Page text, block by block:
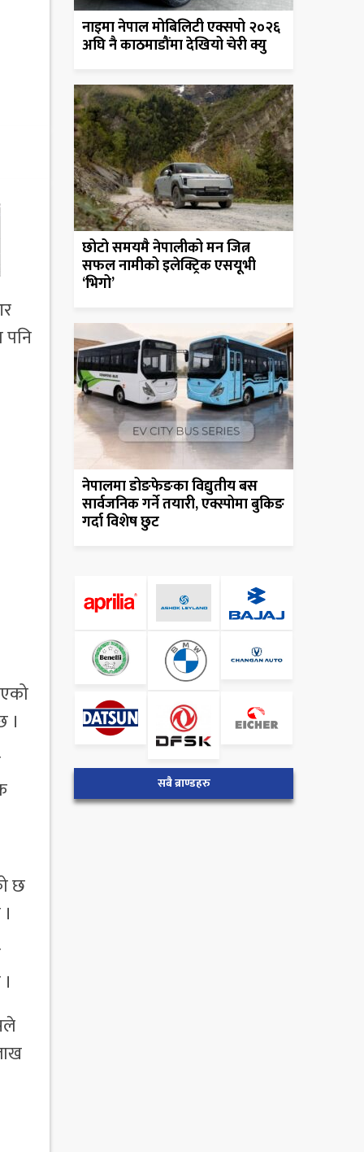
।
छ
नाइमा नेपाल मोबिलिटी एक्सपो २०२६
अघि नै काठमाडौंमा देखियो चेरी क्यु
छोटो समयमै नेपालीको मन जित्न
सफल नामीको इलेक्ट्रिक एसयूभी
‘भिगो’
नेपालमा डोङफेङका विद्युतीय बस
सार्वजनिक गर्ने तयारी, एक्स्पोमा बुकिङ
गर्दा विशेष छुट
सबै ब्राण्डहरु